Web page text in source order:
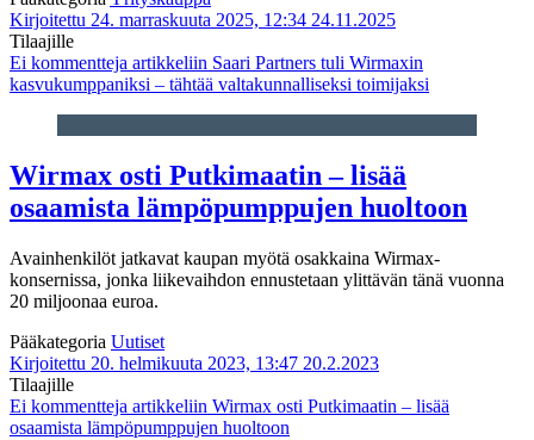
Kirjoitettu 24. marraskuuta 2025, 12:34 24.11.2025
Tilaajille
Ei kommentteja artikkeliin Saari Partners tuli Wirmaxin
kasvukumppaniksi – tähtää valtakunnalliseksi toimijaksi
Wirmax osti Putkimaatin – lisää
osaamista lämpöpumppujen huoltoon
Avainhenkilöt jatkavat kaupan myötä osakkaina Wirmax-
konsernissa, jonka liikevaihdon ennustetaan ylittävän tänä vuonna
20 miljoonaa euroa.
Pääkategoria Uutiset
Kirjoitettu 20. helmikuuta 2023, 13:47 20.2.2023
Tilaajille
Ei kommentteja artikkeliin Wirmax osti Putkimaatin – lisää
osaamista lämpöpumppujen huoltoon